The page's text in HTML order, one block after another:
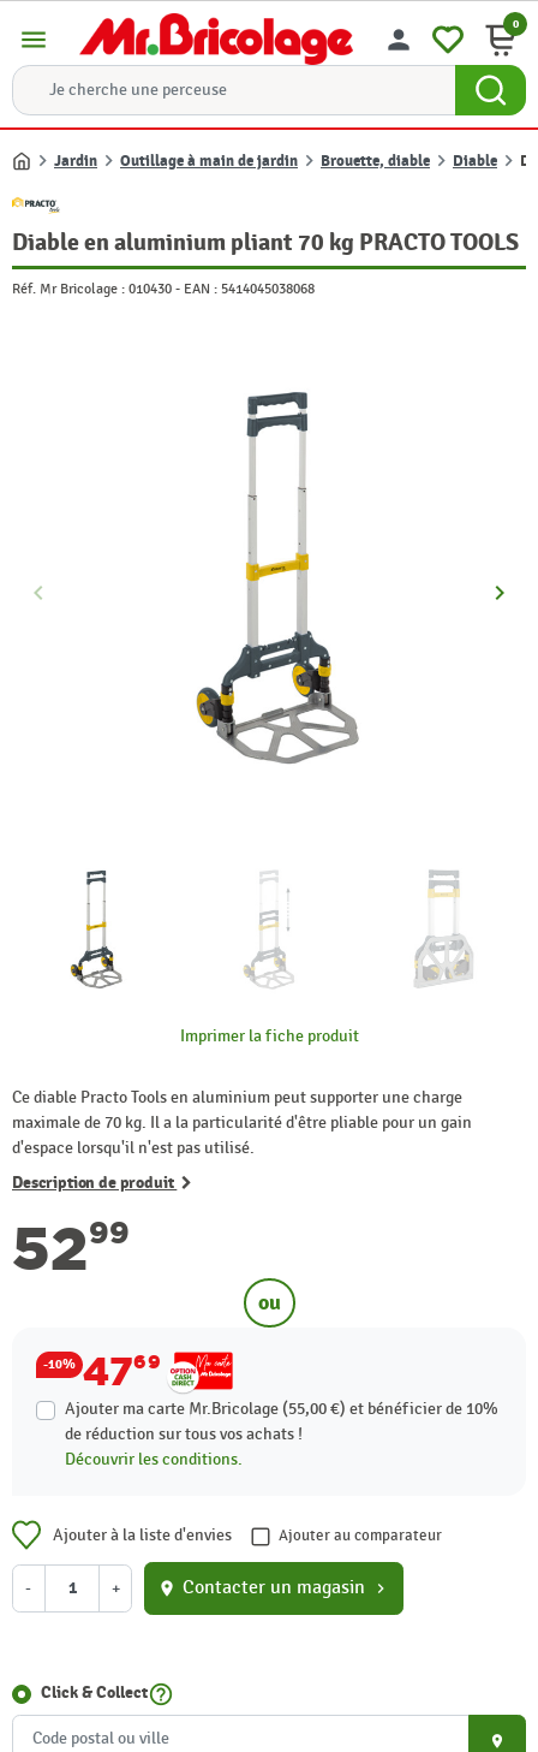
menu person 0
Accueil
Jardin Outillage à main de jardin Brouette, diable Diable
Diable en aluminium pliant 70 kg PRACTO TOOLS
Réf. Mr Bricolage : 010430 - EAN : 5414045038068
Précédent
keyboard_arrow_left keyboard_arrow_right
Imprimer la fiche produit
Ce diable Practo Tools en aluminium peut supporter une charge
maximale de 70 kg. Il a la particularité d'être pliable pour un gain
d'espace lorsqu'il n'est pas utilisé.
Description de produit
5299
ou
-10% 4769
Ajouter ma carte Mr.Bricolage (55,00 €) et bénéficier de 10%
de réduction sur tous vos achats !
Découvrir les conditions.
Ajouter à la liste d'envies Ajouter au comparateur
- + location_on Contacter un magasin chevron_right
Click & Collecthelp_outline
place